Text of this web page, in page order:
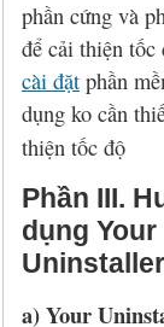
phần cứng và
để cải thiện tốc
cài đặt phần
dụng ko cần
thiện tốc độ
Phần III.
dụng
a) Your